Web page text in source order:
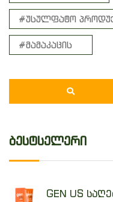
#უსულფატო
#მამაკაცის
ბესტსელერი
GEN US